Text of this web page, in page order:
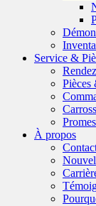
Service &
Pièces
À propos